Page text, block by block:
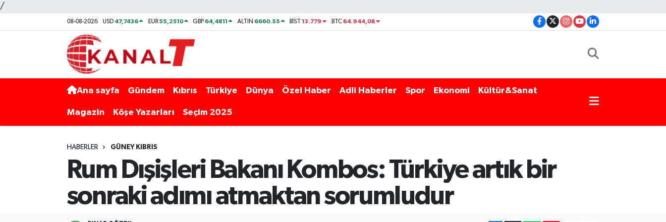
/
08-08-2026 USD 47,7436 EUR55,2510 GBP 64,4811 ALTIN 6660.55 BİST13.779 BTC 64.944,08
Ana sayfa Gündem Kıbrıs Türkiye Dünya Özel Haber Adli Haberler Spor Ekonomi Kültür&Sanat
Magazin Köşe Yazarları Seçim 2025
HABERLER GÜNEY KIBRIS
Rum Dışişleri Bakanı Kombos: Türkiye artık bir
sonraki adımı atmaktan sorumludur